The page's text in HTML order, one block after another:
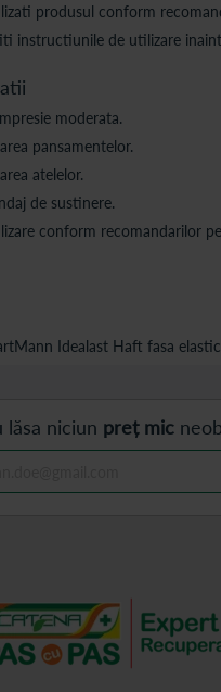
produsul conform
instructiunile de utilizare
moderata.
pansamentelor.
atelelor.
de sustinere.
conform recomandarilor
Idealast Haft fasa
lăsa niciun preț mic